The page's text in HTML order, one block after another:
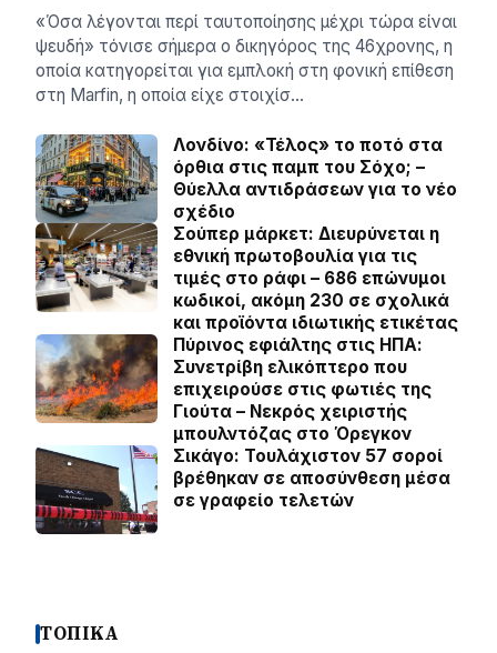
«Όσα λέγονται περί ταυτοποίησης μέχρι τώρα είναι
ψευδή» τόνισε σήμερα ο δικηγόρος της 46χρονης, η
οποία κατηγορείται για εμπλοκή στη φονική επίθεση
στη Marfin, η οποία είχε στοιχίσ…
Λονδίνο: «Τέλος» το ποτό στα
όρθια στις παμπ του Σόχο; –
Θύελλα αντιδράσεων για το νέο
σχέδιο
Σούπερ μάρκετ: Διευρύνεται η
εθνική πρωτοβουλία για τις
τιμές στο ράφι – 686 επώνυμοι
κωδικοί, ακόμη 230 σε σχολικά
και προϊόντα ιδιωτικής ετικέτας
Πύρινος εφιάλτης στις ΗΠΑ:
Συνετρίβη ελικόπτερο που
επιχειρούσε στις φωτιές της
Γιούτα – Νεκρός χειριστής
μπουλντόζας στο Όρεγκον
Σικάγο: Τουλάχιστον 57 σοροί
βρέθηκαν σε αποσύνθεση μέσα
σε γραφείο τελετών
ΤΟΠΙΚΑ